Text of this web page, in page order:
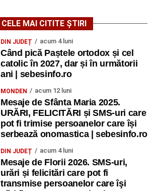
CELE MAI CITITE ȘTIRI
DIN JUDEȚ acum 4 luni
Când pică Paștele ortodox și cel
catolic în 2027, dar și în următorii
ani | sebesinfo.ro
MONDEN acum 12 luni
Mesaje de Sfânta Maria 2025.
URĂRI, FELICITĂRI și SMS-uri care
pot fi trimise persoanelor care își
serbează onomastica | sebesinfo.ro
DIN JUDEȚ acum 4 luni
Mesaje de Florii 2026. SMS-uri,
urări și felicitări care pot fi
transmise persoanelor care îşi